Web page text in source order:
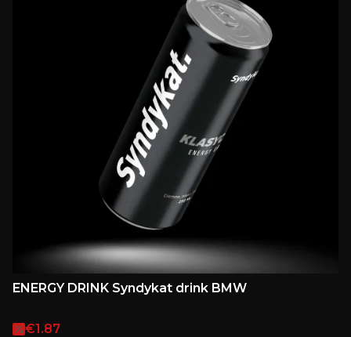
ENERGY DRINK Syndykat drink BMW
Promotional price
€1.87